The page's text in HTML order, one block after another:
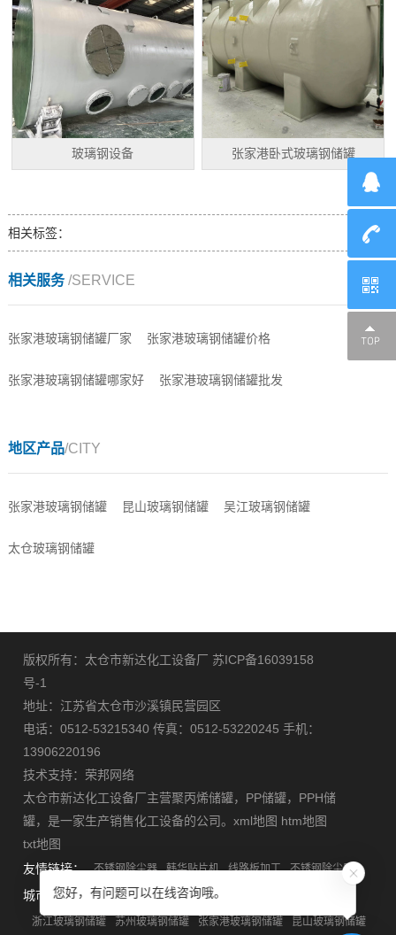
玻璃钢设备 张家港卧式玻璃钢储罐
相关标签：
相关服务/SERVICE
张家港玻璃钢储罐厂家 张家港玻璃钢储罐价格
张家港玻璃钢储罐哪家好 张家港玻璃钢储罐批发
地区产品/CITY
张家港玻璃钢储罐 昆山玻璃钢储罐 吴江玻璃钢储罐
太仓玻璃钢储罐
版权所有：太仓市新达化工设备厂 苏ICP备16039158
号-1
地址：江苏省太仓市沙溪镇民营园区
电话：0512-53215340 传真：0512-53220245 手机：
13906220196
技术支持： 荣邦网络
太仓市新达化工设备厂主营聚丙烯储罐， PP储罐， PPH储
罐，是一家生产销售化工设备的公司。xml地图 htm地图
txt地图
友情链接：
不锈钢除尘器 韩华贴片机 线路板加工 不锈钢除尘器
城市分站： 安徽玻璃钢储罐 江苏玻璃钢储罐
浙江玻璃钢储罐 苏州玻璃钢储罐 张家港玻璃钢储罐 昆山玻璃钢储罐
您好，有问题可以在线咨询哦。